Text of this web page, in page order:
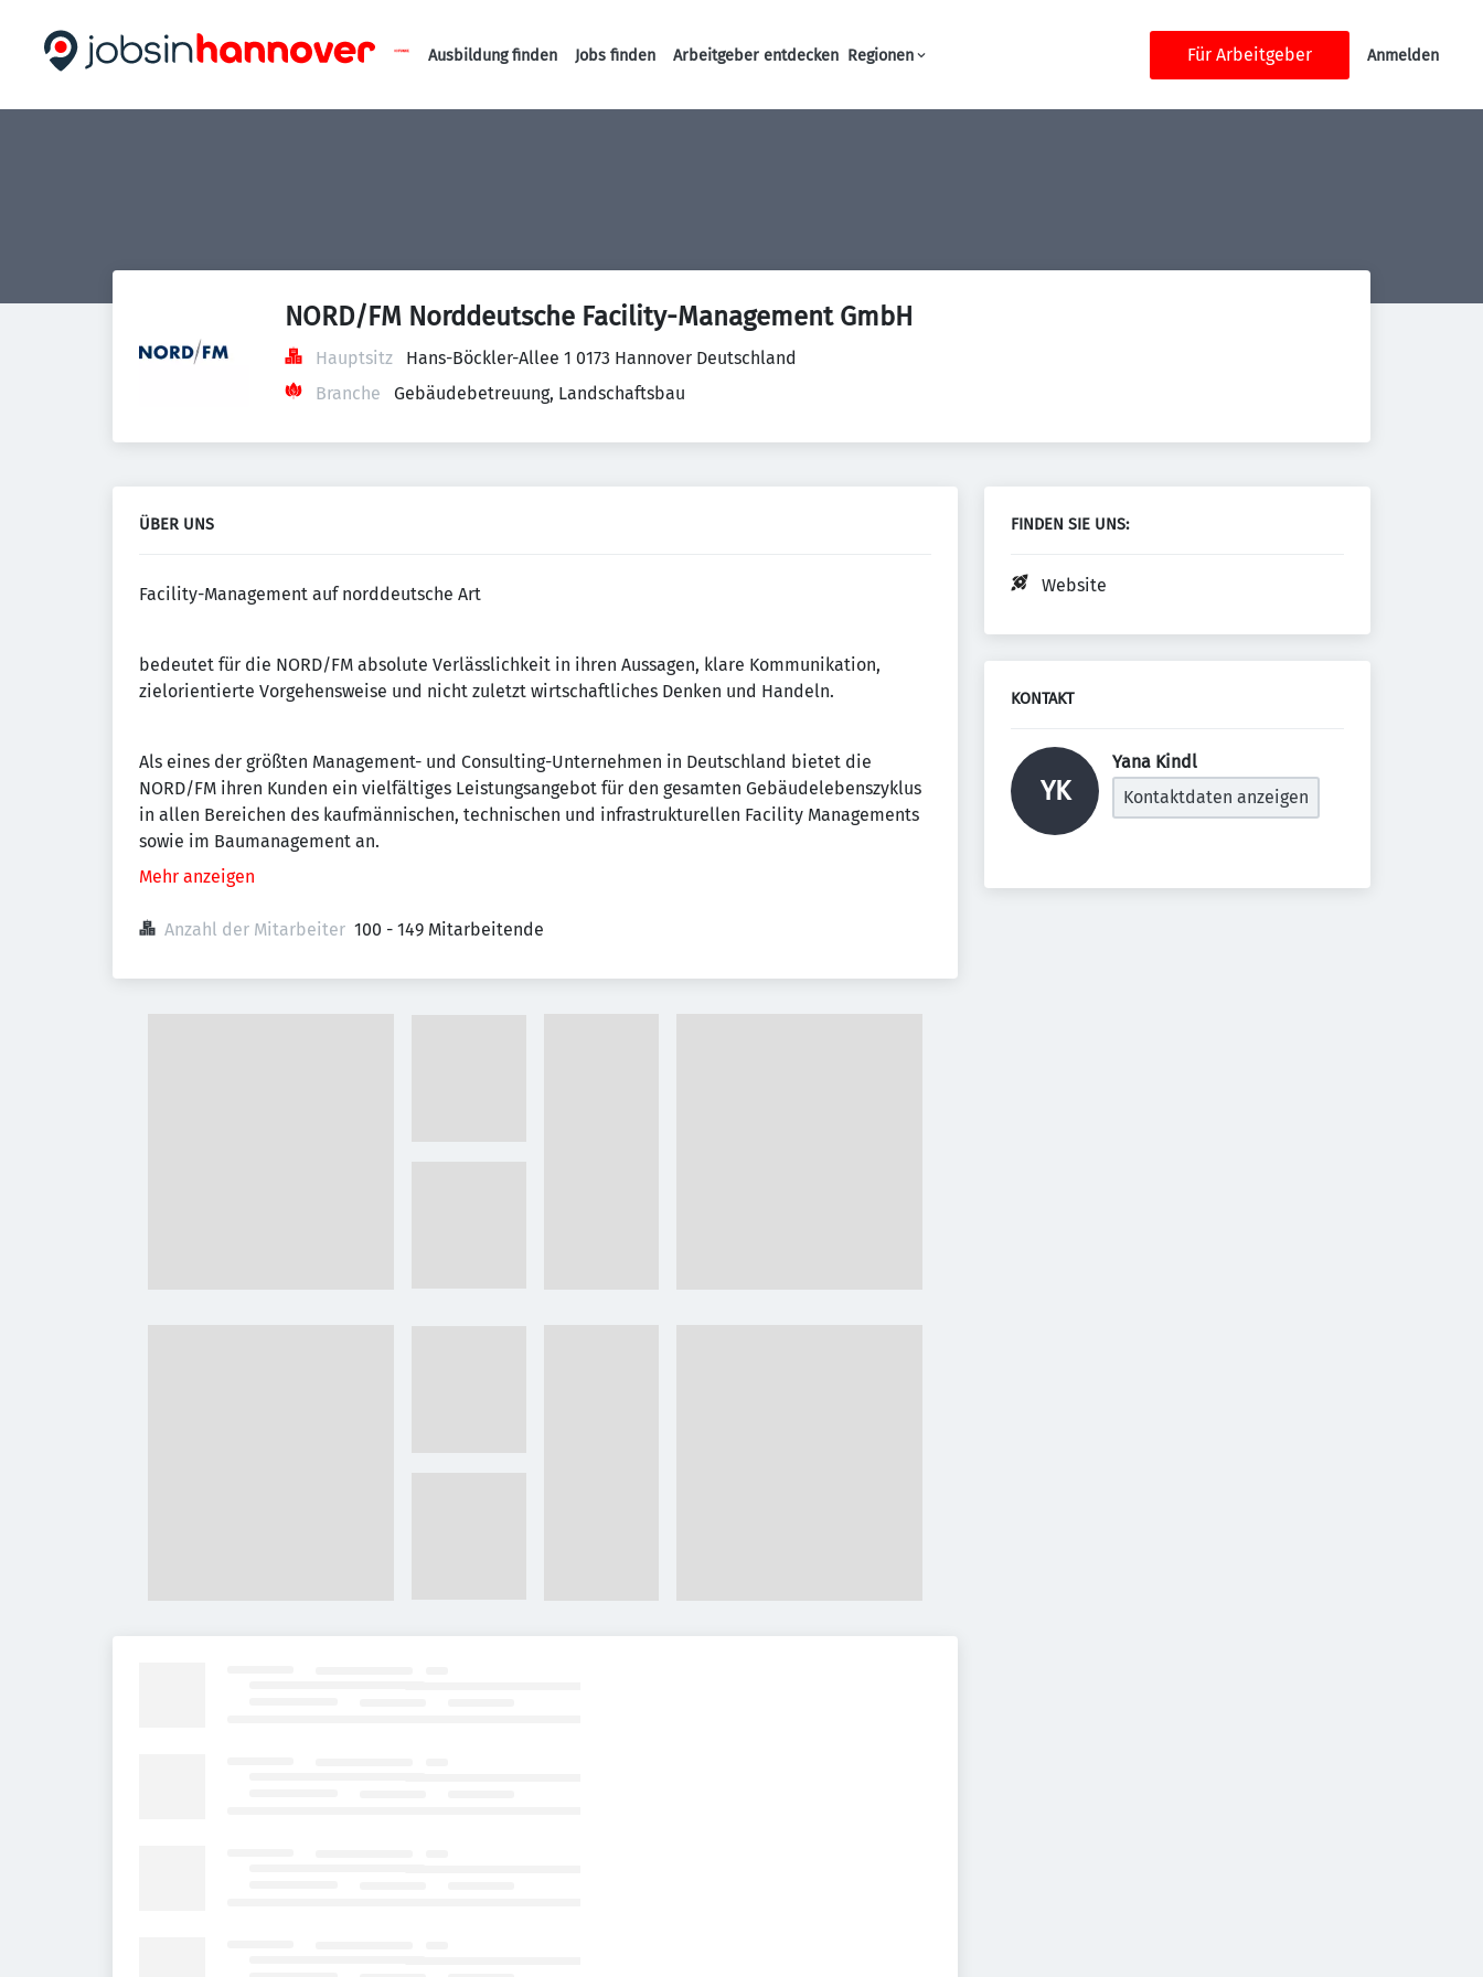
Haupt-Navigation
Ausbildung finden Jobs finden Arbeitgeber entdecken Regionen Für Arbeitgeber Anmelden
NORD/FM Norddeutsche Facility-Management GmbH
Hauptsitz
Hans-Böckler-Allee 1 0173 Hannover Deutschland
Branche
Gebäudebetreuung, Landschaftsbau
ÜBER UNS
Facility-Management auf norddeutsche Art
bedeutet für die NORD/FM absolute Verlässlichkeit in ihren Aussagen, klare Kommunikation,
zielorientierte Vorgehensweise und nicht zuletzt wirtschaftliches Denken und Handeln.
Als eines der größten Management- und Consulting-Unternehmen in Deutschland bietet die
NORD/FM ihren Kunden ein vielfältiges Leistungsangebot für den gesamten Gebäudelebenszyklus
in allen Bereichen des kaufmännischen, technischen und infrastrukturellen Facility Managements
sowie im Baumanagement an.
Mehr anzeigen
Anzahl der Mitarbeiter 100 - 149 Mitarbeitende
FINDEN SIE UNS:
Website
KONTAKT
YK
Yana Kindl
Kontaktdaten anzeigen